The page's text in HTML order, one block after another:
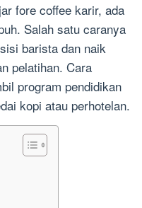
fore coffee karir, ada
Salah satu caranya
barista dan naik
pelatihan. Cara
program pendidikan
kopi atau perhotelan.